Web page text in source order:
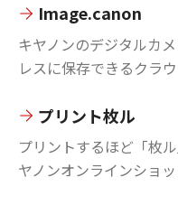
Image.canon
キヤノンのデジタルカ
レスに保存できるクラウ
プリント枚ル
プリントするほど「枚
ヤノンオンラインショッ